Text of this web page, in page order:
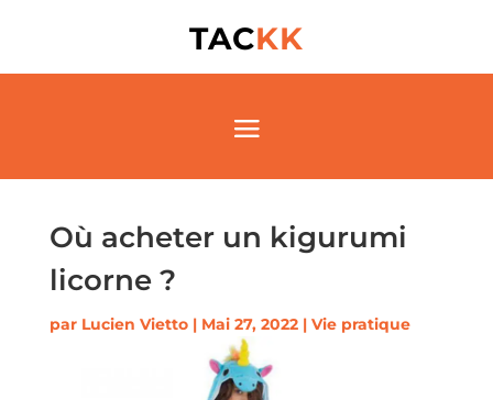
TACKK
Où acheter un kigurumi
licorne ?
par Lucien Vietto| Mai 27, 2022| Vie pratique